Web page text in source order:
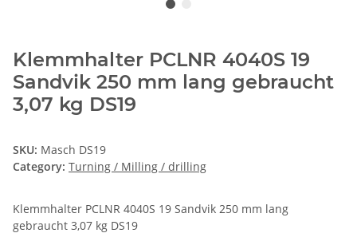
Klemmhalter PCLNR 4040S 19
Sandvik 250 mm lang gebraucht
3,07 kg DS19
SKU: Masch DS19
Category: Turning / Milling / drilling
Klemmhalter PCLNR 4040S 19 Sandvik 250 mm lang
gebraucht 3,07 kg DS19